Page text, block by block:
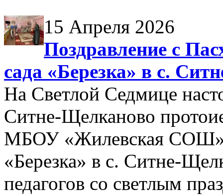
15 Апреля 2026
Поздравление с
сада «Березка» в с.
На Светлой Седмице
Ситне-Щелканово
МБОУ «Жилевская СОШ»
«Березка» в с. Ситне-
педагогов со светлым